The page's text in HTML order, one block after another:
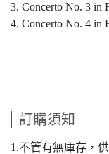
3. Concerto No. 3 in
4. Concerto No. 4 in
訂購須知
1.不管有無庫存，